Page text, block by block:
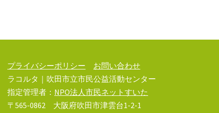
プライバシーポリシー
お問い合わせ
ラコルタ｜吹田市立市民公益活動センター
指定管理者： NPO法人市民ネットすいた
〒565-0862 大阪府吹田市津雲台1-2-1